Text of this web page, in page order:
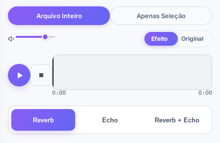
Arquivo Inteiro Apenas Seleção
Efeito Original
0:00 0:00
Reverb Echo Reverb + Echo